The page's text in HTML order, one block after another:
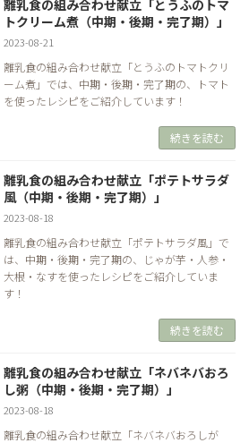
離乳食の組み合わせ献立「とうふのトマ
トクリーム煮（中期・後期・完了期）」
2023-08-21
離乳食の組み合わせ献立「とうふのトマトクリ
ーム煮」では、中期・後期・完了期の、トマト
を使ったレシピをご紹介しています！
続きを読む
離乳食の組み合わせ献立「ポテトサラダ
風（中期・後期・完了期）」
2023-08-18
離乳食の組み合わせ献立「ポテトサラダ風」で
は、中期・後期・完了期の、じゃが芋・人参・
大根・なすを使ったレシピをご紹介していま
す！
続きを読む
離乳食の組み合わせ献立「ネバネバおろ
し粥（中期・後期・完了期）」
2023-08-18
離乳食の組み合わせ献立「ネバネバおろしが